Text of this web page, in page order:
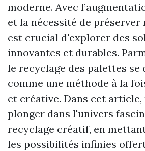
moderne. Avec
et la nécessité de
est crucial d'explorer des
innovantes et durables.
le recyclage des palettes se
comme une méthode à la
et créative. Dans cet article,
plonger dans l'univers
recyclage créatif, en
les possibilités infinies